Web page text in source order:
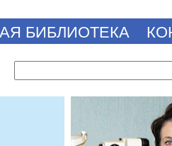
БИБЛИОТЕКА